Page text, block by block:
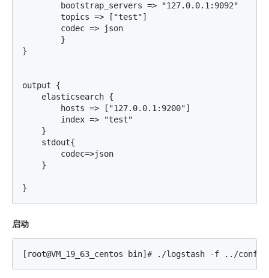
        bootstrap_servers => "127.0.0.1:9092"
        topics => ["test"]
        codec => json
        }
}
output {
    elasticsearch {
        hosts => ["127.0.0.1:9200"]
        index => "test"
    }
    stdout{
        codec=>json
    }
启动